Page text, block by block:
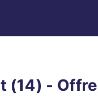
(14) - Offre